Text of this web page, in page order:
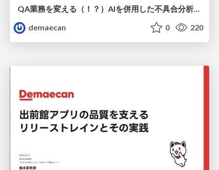
QA業務を変える（！？） AIを併用した不具合分析の実践
demaecan
0 220